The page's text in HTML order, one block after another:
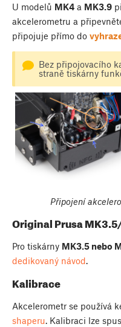
U modelů MK4 a MK3.9
akcelerometru a
připojuje přímo do
Bez připojovacího
straně tiskárny
Připojení
Original Prusa
Pro tiskárny MK3.5 nebo
dedikovaný návod.
Kalibrace
Akcelerometr se používá
shaperu. Kalibraci lze